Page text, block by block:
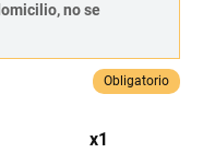
no se
Obligatorio
x1